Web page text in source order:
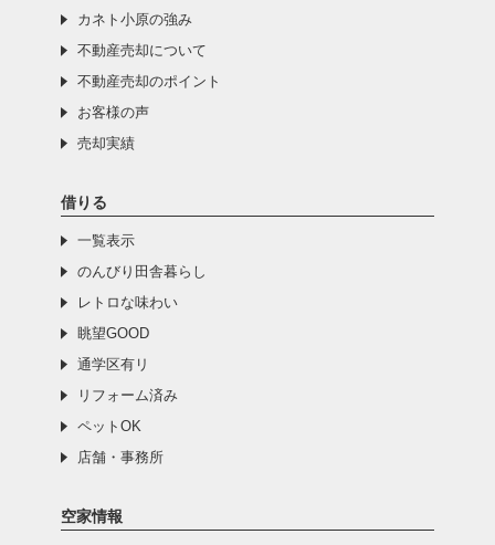
カネト小原の強み
不動産売却について
不動産売却のポイント
お客様の声
売却実績
借りる
一覧表示
のんびり田舎暮らし
レトロな味わい
眺望GOOD
通学区有リ
リフォーム済み
ペットOK
店舗・事務所
空家情報